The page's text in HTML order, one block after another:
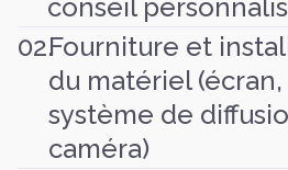
conseil
02.Fourniture et
du matériel (écran,
système de
caméra)